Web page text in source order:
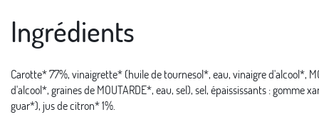
Ingrédients
Carotte* 77%, vinaigrette* (huile de tournesol*, eau, vinaigre d'alcool*,
d'alcool*, graines de MOUTARDE*, eau, sel), sel, épaississants : gomme
guar*), jus de citron* 1%.